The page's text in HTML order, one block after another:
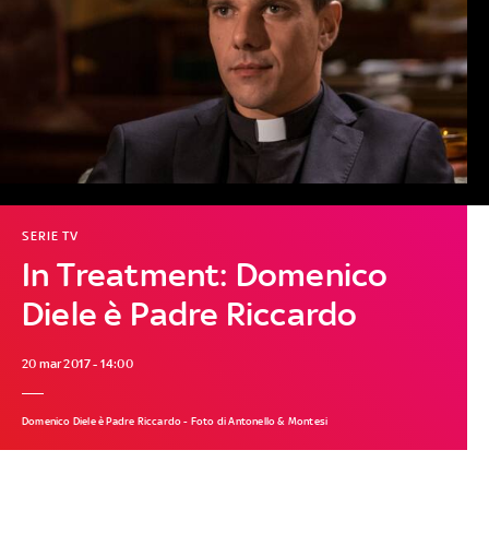
In Treatment: Domenico
Diele è Padre Riccardo
SERIE TV
20 mar 2017 - 14:00
Domenico Diele è Padre Riccardo - Foto di Antonello & Montesi